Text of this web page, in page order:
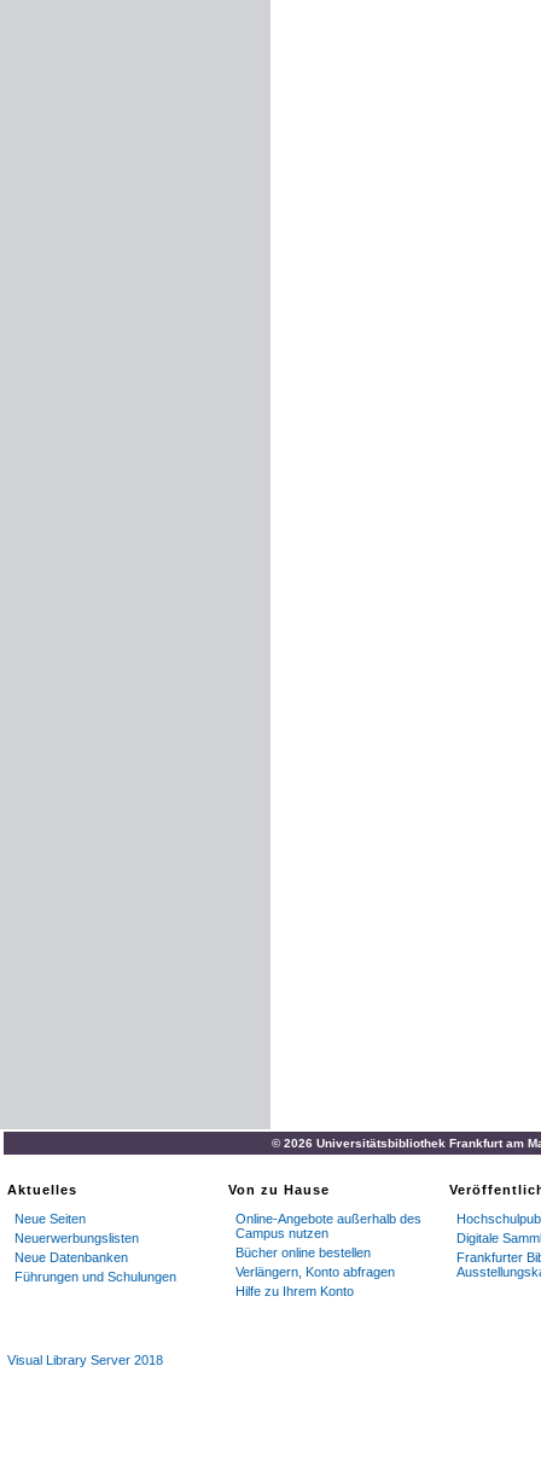
© 2026 Universitätsbibliothek Frankfurt am
Aktuelles
Neue Seiten
Neuerwerbungslisten
Neue Datenbanken
Führungen und Schulungen
Von zu Hause
Online-Angebote außerhalb des
Campus nutzen
Bücher online bestellen
Verlängern, Konto abfragen
Hilfe zu Ihrem Konto
Digitale
Frankfurter
Visual Library Server 2018